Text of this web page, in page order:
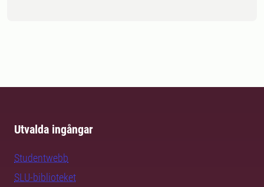
Utvalda ingångar
Studentwebb
SLU-biblioteket